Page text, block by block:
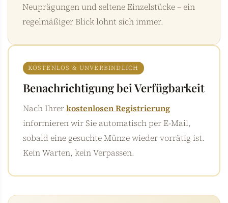
Neuprägungen und seltene Einzelstücke – ein
regelmäßiger Blick lohnt sich immer.
KOSTENLOS & UNVERBINDLICH
Benachrichtigung bei Verfügbarkeit
Nach Ihrerkostenlosen Registrierung
informieren wir Sie automatisch per E-Mail,
sobald eine gesuchte Münze wieder vorrätig ist.
Kein Warten, kein Verpassen.